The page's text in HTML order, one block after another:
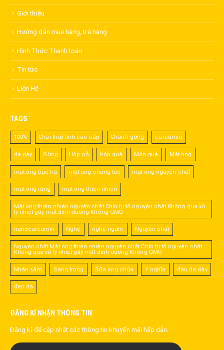
Giới thiệu
Hướng dẫn mua hàng, trả hàng
Hình Thức Thanh toán
Tin tức
Liên Hệ
TAGS
100% Chai thuỷ tinh cao cấp Chanh gừng curcumin
dạ dày Gừng Hộp gỗ hộp quà Món quà Mật ong
mật ong bạc hà mật ong chưng tắc mật ong nguyên chất
mật ong rừng mật ong thiên nhiên
Mật ong thiên nhiên nguyên chất Chín từ tổ nguyên chất Không qua xử
lý nhiệt gây mất dinh dưỡng Không GMO
nanocurcumin Nghệ nghệ ngâm Nguyên chất
Nguyên chất Mật ong thiên nhiên nguyên chất Chín từ tổ nguyên chất
Không qua xử lý nhiệt gây mất dinh dưỡng Không GMO
Nhân sâm Sang trọng Sữa ong chúa Ý nghĩa đau dạ dày
đẹp da
ĐĂNG KÍ NHẬN THÔNG TIN
Đăng kí để cập nhật các thông tin khuyến mãi hấp dẫn: